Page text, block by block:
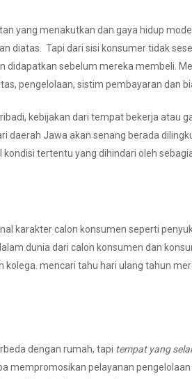
yang menakutkan dan gaya hidup
diatas. Tapi dari sisi konsumer tidak
didapatkan sebelum mereka membeli.
pengelolaan, sistim pembayaran dan
kebijakan dari tempat bekerja atau
daerah Jawa akan senang berada
tertentu yang dihindari oleh
karakter calon konsumen seperti
dunia dari calon konsumen dan
kolega. mencari tahu hari ulang tahun
dengan rumah, tapi tempat yang
mempromosikan pelayanan